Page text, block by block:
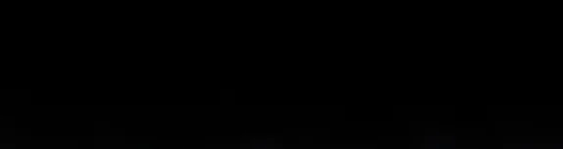
Celebra los verdaderos